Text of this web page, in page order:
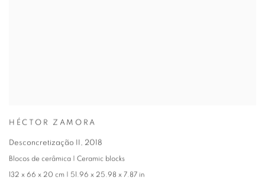
HÉCTOR ZAMORA
Desconcretização II, 2018
Blocos de cerâmica | Ceramic blocks
132 x 66 x 20 cm | 51.96 x 25.98 x 7.87 in